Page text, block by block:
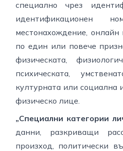
специално чрез
идентификационен
местонахождение,
по един или повече
физическата,
психическата,
културната или социална
физическо лице.
„Специални категории
данни, разкриващи
произход, политически